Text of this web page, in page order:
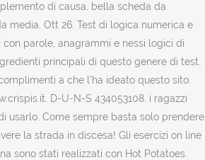
di causa, bella scheda da
media. Ott 26. Test di logica numerica e
parole, anagrammi e nessi logici di
principali di questo genere di test.
a che l'ha ideato questo sito.
D-U-N-S 434053108. i ragazzi
usarlo. Come sempre basta solo prendere
la strada in discesa! Gli esercizi on line
sono stati realizzati con Hot Potatoes.